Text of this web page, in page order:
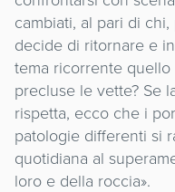
cambiati, al pari di
decide di ritornare e
tema ricorrente quello
precluse le vette? Se
rispetta, ecco che i
patologie differenti si
quotidiana al
loro e della roccia».